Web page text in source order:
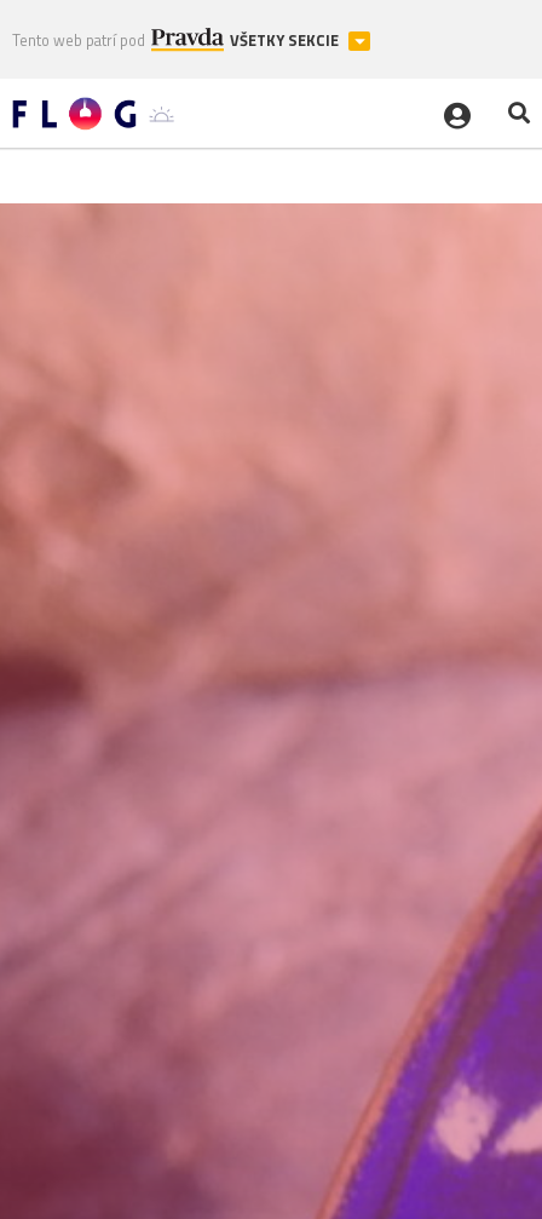
Tento web patrí pod VŠETKY SEKCIE